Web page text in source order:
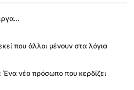
που άλλοι μένουν στα λόγια
νέο πρόσωπο που κερδίζει